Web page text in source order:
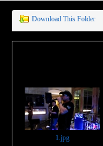
Download This Folder
1.jpg